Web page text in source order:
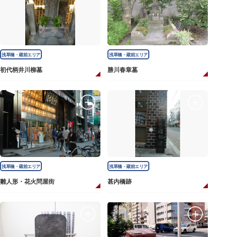
浅草橋・蔵前エリア
初代柄井川柳墓
浅草橋・蔵前エリア
勝川春章墓
浅草橋・蔵前エリア
雛人形・花火問屋街
浅草橋・蔵前エリア
甚内橋跡